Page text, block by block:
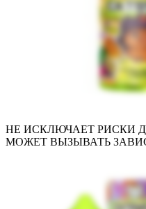
НЕ ИСКЛЮЧАЕТ РИСКИ
МОЖЕТ ВЫЗЫВАТЬ